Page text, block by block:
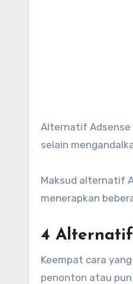
Alternatif Adsense adalah cara-cara yang bisa ditempuh oleh seorang YouTuber untuk menghasilkan uang,
selain
Maksud alternatif
menerapkan
4 Alternatif
Keempat cara
penonton atau